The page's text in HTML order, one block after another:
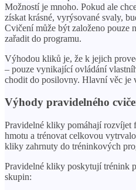
Možností je mnoho. Pokud ale
získat krásné, vyrýsované svaly,
Cvičení může být založeno pouze
zařadit do programu.
Výhodou kliků je, že k jejich
– pouze vynikající ovládání
chodit do posilovny. Hlavní věc je
Výhody pravidelného
Pravidelné kliky pomáhají rozvíjet
hmotu a trénovat celkovou
kliky zahrnuty do tréninkových
Pravidelné kliky poskytují trénink
skupin: